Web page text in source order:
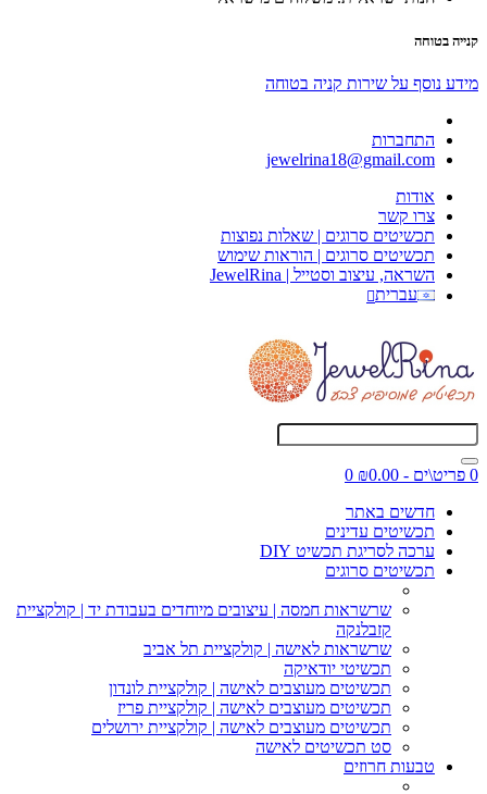
קנייה בטוחה
מידע נוסף על שירות קניה בטוחה
התחברות
jewelrina18@gmail.com
אודות
צרו קשר
תכשיטים סרוגים | שאלות נפוצות
תכשיטים סרוגים | הוראות שימוש
השראה, עיצוב וסטייל | JewelRina
עברית
0 פריט\ים - ₪0.00
0
חדשים באתר
תכשיטים עדינים
ערכה לסריגת תכשיט DIY
תכשיטים סרוגים
שרשראות חמסה | עיצובים מיוחדים בעבודת יד | קולקציית
קזבלנקה
שרשראות לאישה | קולקציית תל אביב
תכשיטי יודאיקה
תכשיטים מעוצבים לאישה | קולקציית לונדון
תכשיטים מעוצבים לאישה | קולקציית פריז
תכשיטים מעוצבים לאישה | קולקציית ירושלים
סט תכשיטים לאישה
טבעות חרוזים